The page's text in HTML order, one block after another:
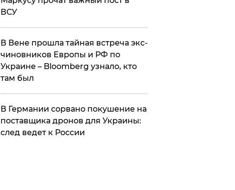
ВСУ
В Вене прошла тайная встреча экс-
чиновников Европы и РФ по
Украине – Bloomberg узнало, кто
там был
​В Германии сорвано покушение на
поставщика дронов для Украины:
след ведет к России